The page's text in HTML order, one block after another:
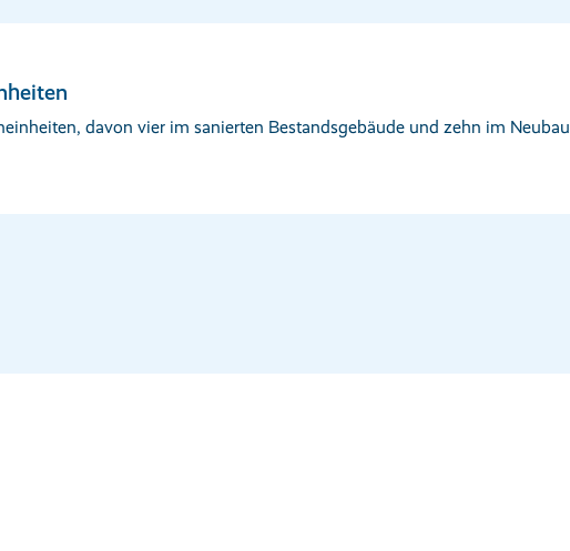
davon vier im sanierten Bestandsgebäude und zehn im Neubau